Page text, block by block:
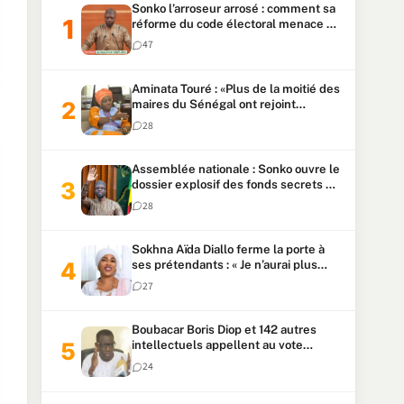
Sonko l’arroseur arrosé : comment sa
réforme du code électoral menace sa
candidature
47
Aminata Touré : «Plus de la moitié des
maires du Sénégal ont rejoint
Kiiraay»
28
Assemblée nationale : Sonko ouvre le
dossier explosif des fonds secrets et
du patrimoine présidentiel
28
Sokhna Aïda Diallo ferme la porte à
ses prétendants : « Je n’aurai plus
jamais un autre mari »
27
Boubacar Boris Diop et 142 autres
intellectuels appellent au vote
urgent de la révision
constitutionnelle
24